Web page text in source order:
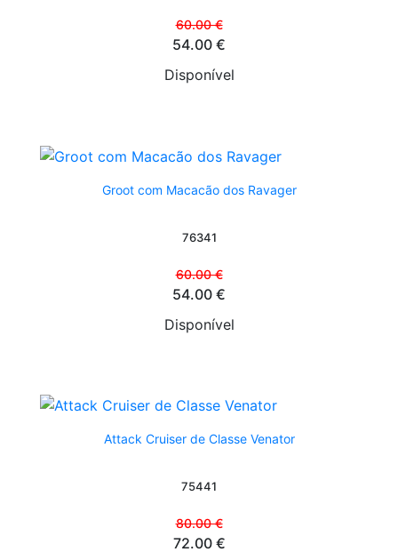
60.00 €
54.00 €
Disponível
Groot com Macacão dos Ravager
76341
60.00 €
54.00 €
Disponível
Attack Cruiser de Classe Venator
75441
80.00 €
72.00 €